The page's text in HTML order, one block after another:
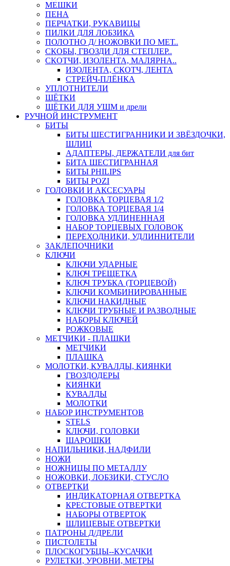
МЕШКИ
ПЕНА
ПЕРЧАТКИ, РУКАВИЦЫ
ПИЛКИ ДЛЯ ЛОБЗИКА
ПОЛОТНО Д/ НОЖОВКИ ПО МЕТ..
СКОБЫ, ГВОЗДИ ДЛЯ СТЕПЛЕР..
СКОТЧИ, ИЗОЛЕНТА, МАЛЯРНА..
ИЗОЛЕНТА, СКОТЧ, ЛЕНТА
СТРЕЙЧ-ПЛЁНКА
УПЛОТНИТЕЛИ
ЩЁТКИ
ЩЁТКИ ДЛЯ УШМ и дрели
РУЧНОЙ ИНСТРУМЕНТ
БИТЫ
БИТЫ ШЕСТИГРАННИКИ И ЗВЁЗДОЧКИ,
ШЛИЦ
АДАПТЕРЫ, ДЕРЖАТЕЛИ для бит
БИТА ШЕСТИГРАННАЯ
БИТЫ PHILIPS
БИТЫ POZI
ГОЛОВКИ И АКСЕСУАРЫ
ГОЛОВКА ТОРЦЕВАЯ 1/2
ГОЛОВКА ТОРЦЕВАЯ 1/4
ГОЛОВКА УДЛИНЕННАЯ
НАБОР ТОРЦЕВЫХ ГОЛОВОК
ПЕРЕХОДНИКИ, УДЛИННИТЕЛИ
ЗАКЛЕПОЧНИКИ
КЛЮЧИ
КЛЮЧИ УДАРНЫЕ
КЛЮЧ ТРЕЩЕТКА
КЛЮЧ ТРУБКА (ТОРЦЕВОЙ)
КЛЮЧИ КОМБИНИРОВАННЫЕ
КЛЮЧИ НАКИДНЫЕ
КЛЮЧИ ТРУБНЫЕ И РАЗВОДНЫЕ
НАБОРЫ КЛЮЧЕЙ
РОЖКОВЫЕ
МЕТЧИКИ - ПЛАШКИ
МЕТЧИКИ
ПЛАШКА
МОЛОТКИ, КУВАЛДЫ, КИЯНКИ
ГВОЗДОДЕРЫ
КИЯНКИ
КУВАЛДЫ
МОЛОТКИ
НАБОР ИНСТРУМЕНТОВ
STELS
КЛЮЧИ, ГОЛОВКИ
ШАРОШКИ
НАПИЛЬНИКИ, НАДФИЛИ
НОЖИ
НОЖНИЦЫ ПО МЕТАЛЛУ
НОЖОВКИ, ЛОБЗИКИ, СТУСЛО
ОТВЕРТКИ
ИНДИКАТОРНАЯ ОТВЕРТКА
КРЕСТОВЫЕ ОТВЕРТКИ
НАБОРЫ ОТВЕРТОК
ШЛИЦЕВЫЕ ОТВЕРТКИ
ПАТРОНЫ Д/ДРЕЛИ
ПИСТОЛЕТЫ
ПЛОСКОГУБЦЫ--КУСАЧКИ
РУЛЕТКИ, УРОВНИ, МЕТРЫ